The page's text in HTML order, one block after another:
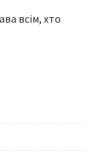
всім, хто